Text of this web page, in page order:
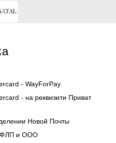
- WayForPay
- на реквизити Приват
Новой Почты
ФЛП и ООО